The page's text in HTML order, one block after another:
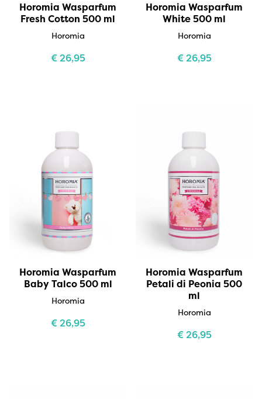
Horomia Wasparfum
Fresh Cotton 500 ml
Horomia
€26,95
Horomia Wasparfum
White 500 ml
Horomia
€26,95
Horomia Wasparfum
Baby Talco 500 ml
Horomia
€26,95
Horomia Wasparfum
Petali di Peonia 500
ml
Horomia
€26,95